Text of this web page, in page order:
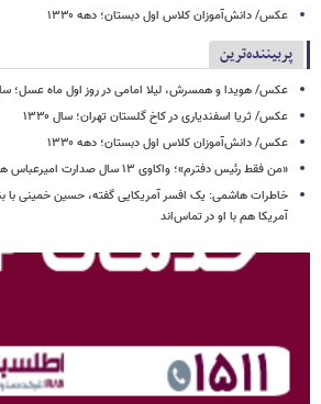
عکس/ دانش‌آموزان کلاس اول دبستان؛ دهه ۱۳۳۰
پربیننده‌ترین
عکس/ هویدا و همسرش، لیلا امامی در روز اول ماه عسل؛ سال
عکس/ ثریا اسفندیاری در کاخ گلستان تهران؛ سال ۱۳۳۰
عکس/ دانش‌آموزان کلاس اول دبستان؛ دهه ۱۳۳۰
«من فقط رئیس دفترم»؛ واکاوی ۱۳ سال صدارت امیرعباس هویدا در سایه شاه
خاطرات هاشمی: یک افسر آمریکایی‌ گفته، حسین خمینی با
آمریکا هم با او در تماس‌اند